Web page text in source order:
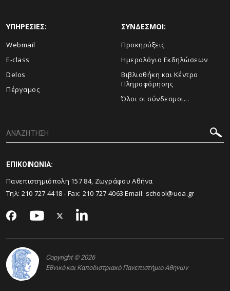
ΥΠΗΡΕΣΙΕΣ:
Webmail
E-class
Delos
Πέργαμος
ΣΥΝΔΕΣΜΟΙ:
Προκηρύξεις
Ημερολόγιο Εκδηλώσεων
Βιβλιοθήκη και Κέντρο
Πληροφόρησης
Όλοι οι σύνδεσμοι...
ΕΠΙΚΟΙΝΩΝΙΑ:
Πανεπιστημιόπολη 157 84, Ζωγράφου Αθήνα
Τηλ: 210 727 4418- Fax: 210 727 4063 Email: school@uoa.gr
Copyright © 2026
Εθνικό και Καποδιστριακό Πανεπιστήμιο Αθηνών